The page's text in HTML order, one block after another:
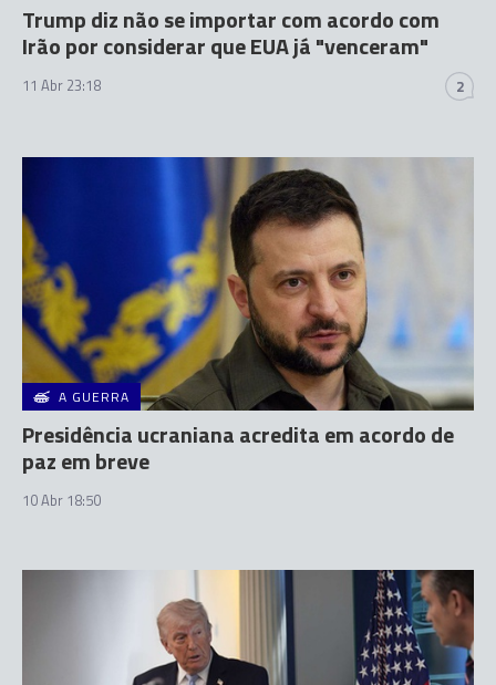
Trump diz não se importar com acordo com
Irão por considerar que EUA já "venceram"
11 Abr 23:18 2
A GUERRA
Presidência ucraniana acredita em acordo de
paz em breve
10 Abr 18:50